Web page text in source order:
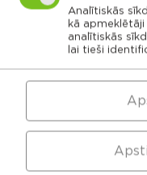
Maltas
pārvalde
Viļānu apvienības
Feimaņu
pagasts
Analītiskās
kā
analītiskās
lai tieši